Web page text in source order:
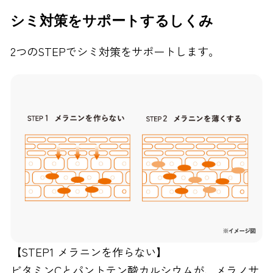
シミ対策をサポートするしくみ
2つのSTEPでシミ対策をサポートします。
【STEP1 メラニンを作らない】